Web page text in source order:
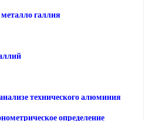
галлия
технического алюминия
определение